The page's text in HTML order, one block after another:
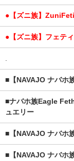
●【ズニ族】
●【ズニ族】フェテ
■【NAVAJO ナバホ
■ナバホ族Eagle
ュエリー
■【NAVAJO ナバホ
■【NAVAJO ナバホ